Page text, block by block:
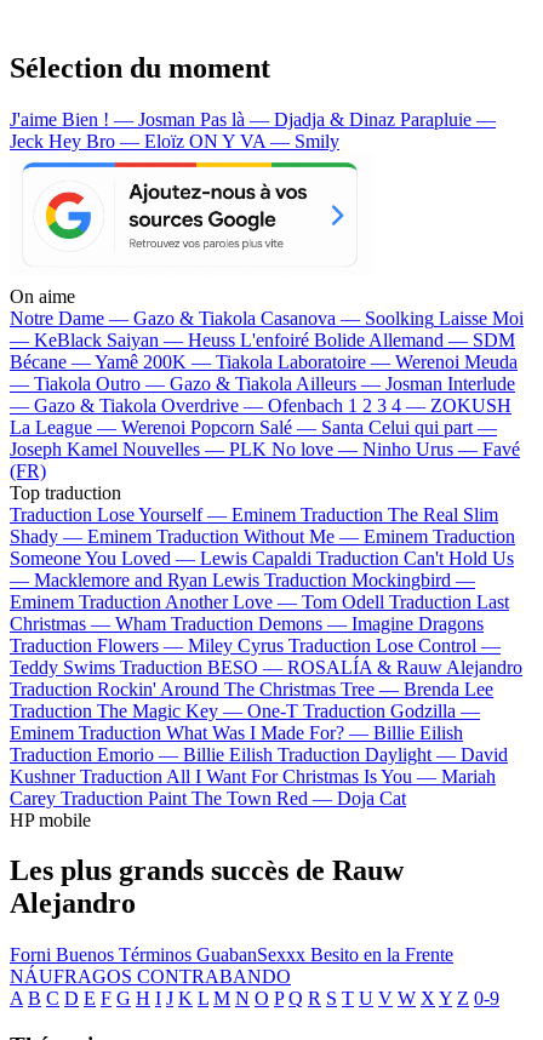
Sélection du moment
J'aime Bien ! — Josman Pas là — Djadja & Dinaz Parapluie —
Jeck Hey Bro — Eloïz ON Y VA — Smily
On aime
Notre Dame — Gazo & Tiakola Casanova — Soolking Laisse Moi
— KeBlack Saiyan — Heuss L'enfoiré Bolide Allemand — SDM
Bécane —Yamê 200K — Tiakola Laboratoire — Werenoi Meuda
— Tiakola Outro — Gazo & Tiakola Ailleurs — Josman Interlude
— Gazo & Tiakola Overdrive — Ofenbach 1 2 3 4 — ZOKUSH
La League — Werenoi Popcorn Salé — Santa Celui qui part —
Joseph Kamel Nouvelles — PLK No love — Ninho Urus — Favé
(FR)
Top traduction
Traduction Lose Yourself — Eminem Traduction The Real Slim
Shady — Eminem Traduction Without Me — Eminem Traduction
Someone You Loved — Lewis Capaldi Traduction Can't Hold Us
— Macklemore and Ryan Lewis Traduction Mockingbird —
Eminem Traduction Another Love — Tom Odell Traduction Last
Christmas — Wham Traduction Demons — Imagine Dragons
Traduction Flowers — Miley Cyrus Traduction Lose Control —
Teddy Swims Traduction BESO — ROSALÍA & Rauw Alejandro
Traduction Rockin' Around The Christmas Tree — Brenda Lee
Traduction The Magic Key — One-T Traduction Godzilla —
Eminem Traduction What Was I Made For? — Billie Eilish
Traduction Emorio — Billie Eilish Traduction Daylight — David
Kushner Traduction All I Want For Christmas Is You — Mariah
Carey Traduction Paint The Town Red — Doja Cat
HP mobile
Les plus grands succès de Rauw
Alejandro
Forni Buenos Términos GuabanSexxx Besito en la Frente
NÁUFRAGOS CONTRABANDO
A B C D E F G H I J K L M N O P Q R S T U V W X Y Z 0-9